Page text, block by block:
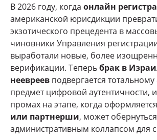
В 2026 году, когда онлайн
американской юрисдикции
экзотического прецедента в
чиновники Управления
выработали новые, более
верификации. Теперьбрак в
неевреев подвергается
предмет цифровой аутентичности,
промах на этапе, когда оформляется
или партнерши, может обернуться
административным коллапсом для